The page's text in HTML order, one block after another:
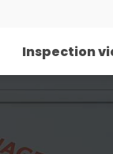
Inspection